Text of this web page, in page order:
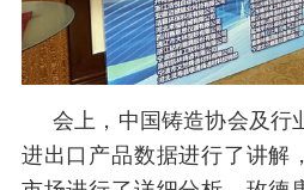
会上，中国铸造协会及行
进出口产品数据进行了讲解